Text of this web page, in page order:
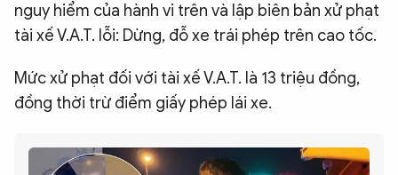
nguy hiểm của hành vi trên và lập biên bản xử phạt
tài xế V.A.T. lỗi: Dừng, đỗ xe trái phép trên cao tốc.
Mức xử phạt đối với tài xế V.A.T. là 13 triệu đồng,
đồng thời trừ điểm giấy phép lái xe.